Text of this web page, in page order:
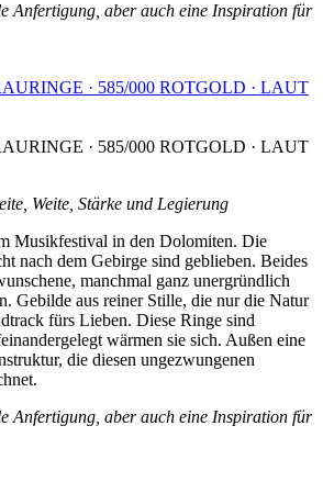
Anfertigung, aber auch eine Inspiration für
· 585/000 ROTGOLD · LAUT
· 585/000 ROTGOLD · LAUT
Weite, Stärke und Legierung
Musikfestival in den Dolomiten. Die
nach dem Gebirge sind geblieben. Beides
manchmal ganz unergründlich
Gebilde aus reiner Stille, die nur die Natur
fürs Lieben. Diese Ringe sind
wärmen sie sich. Außen eine
die diesen ungezwungenen
Anfertigung, aber auch eine Inspiration für